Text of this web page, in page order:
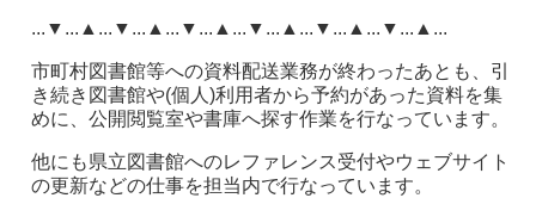
...▼...▲...▼...▲...▼...▲...▼...▲...▼...▲...▼...▲...
市町村図書館等への資料配送業務が終わったあとも、引
き続き図書館や(個人)利用者から予約があった資料を集
めに、公開閲覧室や書庫へ探す作業を行なっています。
他にも県立図書館へのレファレンス受付やウェブサイト
の更新などの仕事を担当内で行なっています。